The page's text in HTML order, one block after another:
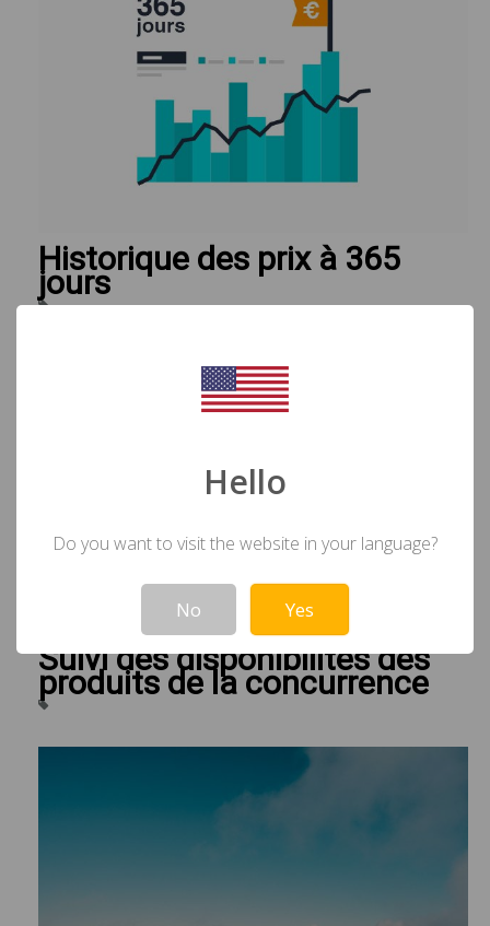
Historique des prix à 365
jours
Suivi des disponibilités des
produits de la concurrence
Hello
Do you want to visit the website in your language?
No Yes